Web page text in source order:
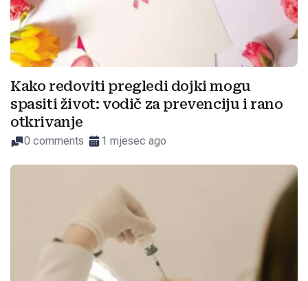
Kako redoviti pregledi dojki mogu
spasiti život: vodič za prevenciju i rano
otkrivanje
0 comments 1 mjesec ago